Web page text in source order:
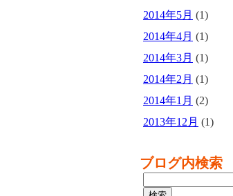
2014年5月 (1)
2014年4月 (1)
2014年3月 (1)
2014年2月 (1)
2014年1月 (2)
2013年12月 (1)
ブログ内検索